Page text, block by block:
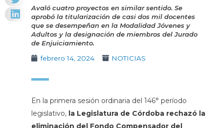
Avaló cuatro proyectos en similar sentido. Se
aprobó la titularización de casi dos mil docentes
que se desempeñan en la Modalidad Jóvenes y
Adultos y la designación de miembros del Jurado
de Enjuiciamiento.
febrero 14, 2024
NOTICIAS
En la primera sesión ordinaria del 146° período
legislativo, la Legislatura de Córdoba rechazó la
eliminación del Fondo Compensador del